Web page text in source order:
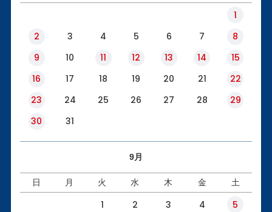
1
2
3 4 5 6 7
8
9
10 11 12 13 14
15
16
17 18 19 20 21
22
23
24 25 26 27 28
29
30
31
9月
日 月 火 水 木 金 土
1 2 3 4
5